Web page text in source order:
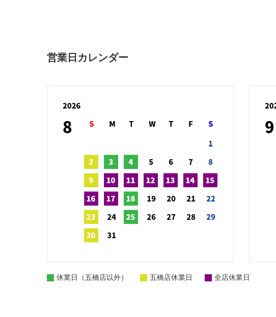
営業日カレンダー
休業日（五橋店以外） 五橋店休業日 全店休業日